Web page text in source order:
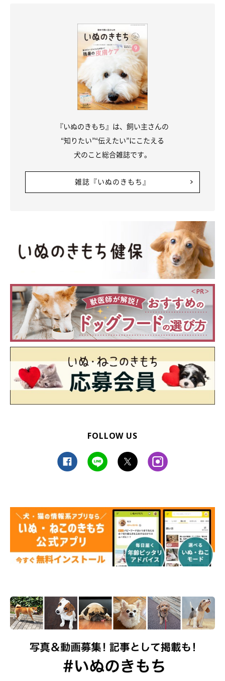
『いぬのきもち』は、飼い主さんの
“知りたい”“伝えたい”にこたえる
犬のこと総合雑誌です。
雑誌『いぬのきもち』
FOLLOW US